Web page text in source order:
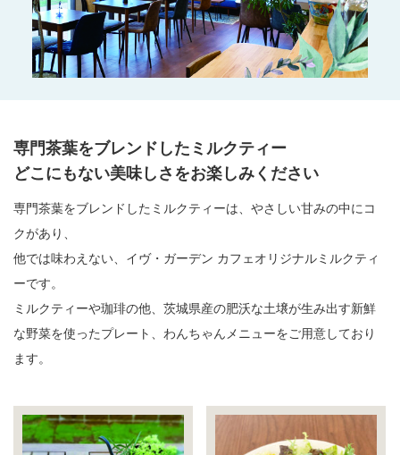
専門茶葉をブレンドしたミルクティー
どこにもない美味しさをお楽しみください
専門茶葉をブレンドしたミルクティーは、やさしい甘みの中にコ
クがあり、
他では味わえない、イヴ・ガーデン カフェオリジナルミルクティ
ーです。
ミルクティーや珈琲の他、茨城県産の肥沃な土壌が生み出す新鮮
な野菜を使ったプレート、わんちゃんメニューをご用意しており
ます。